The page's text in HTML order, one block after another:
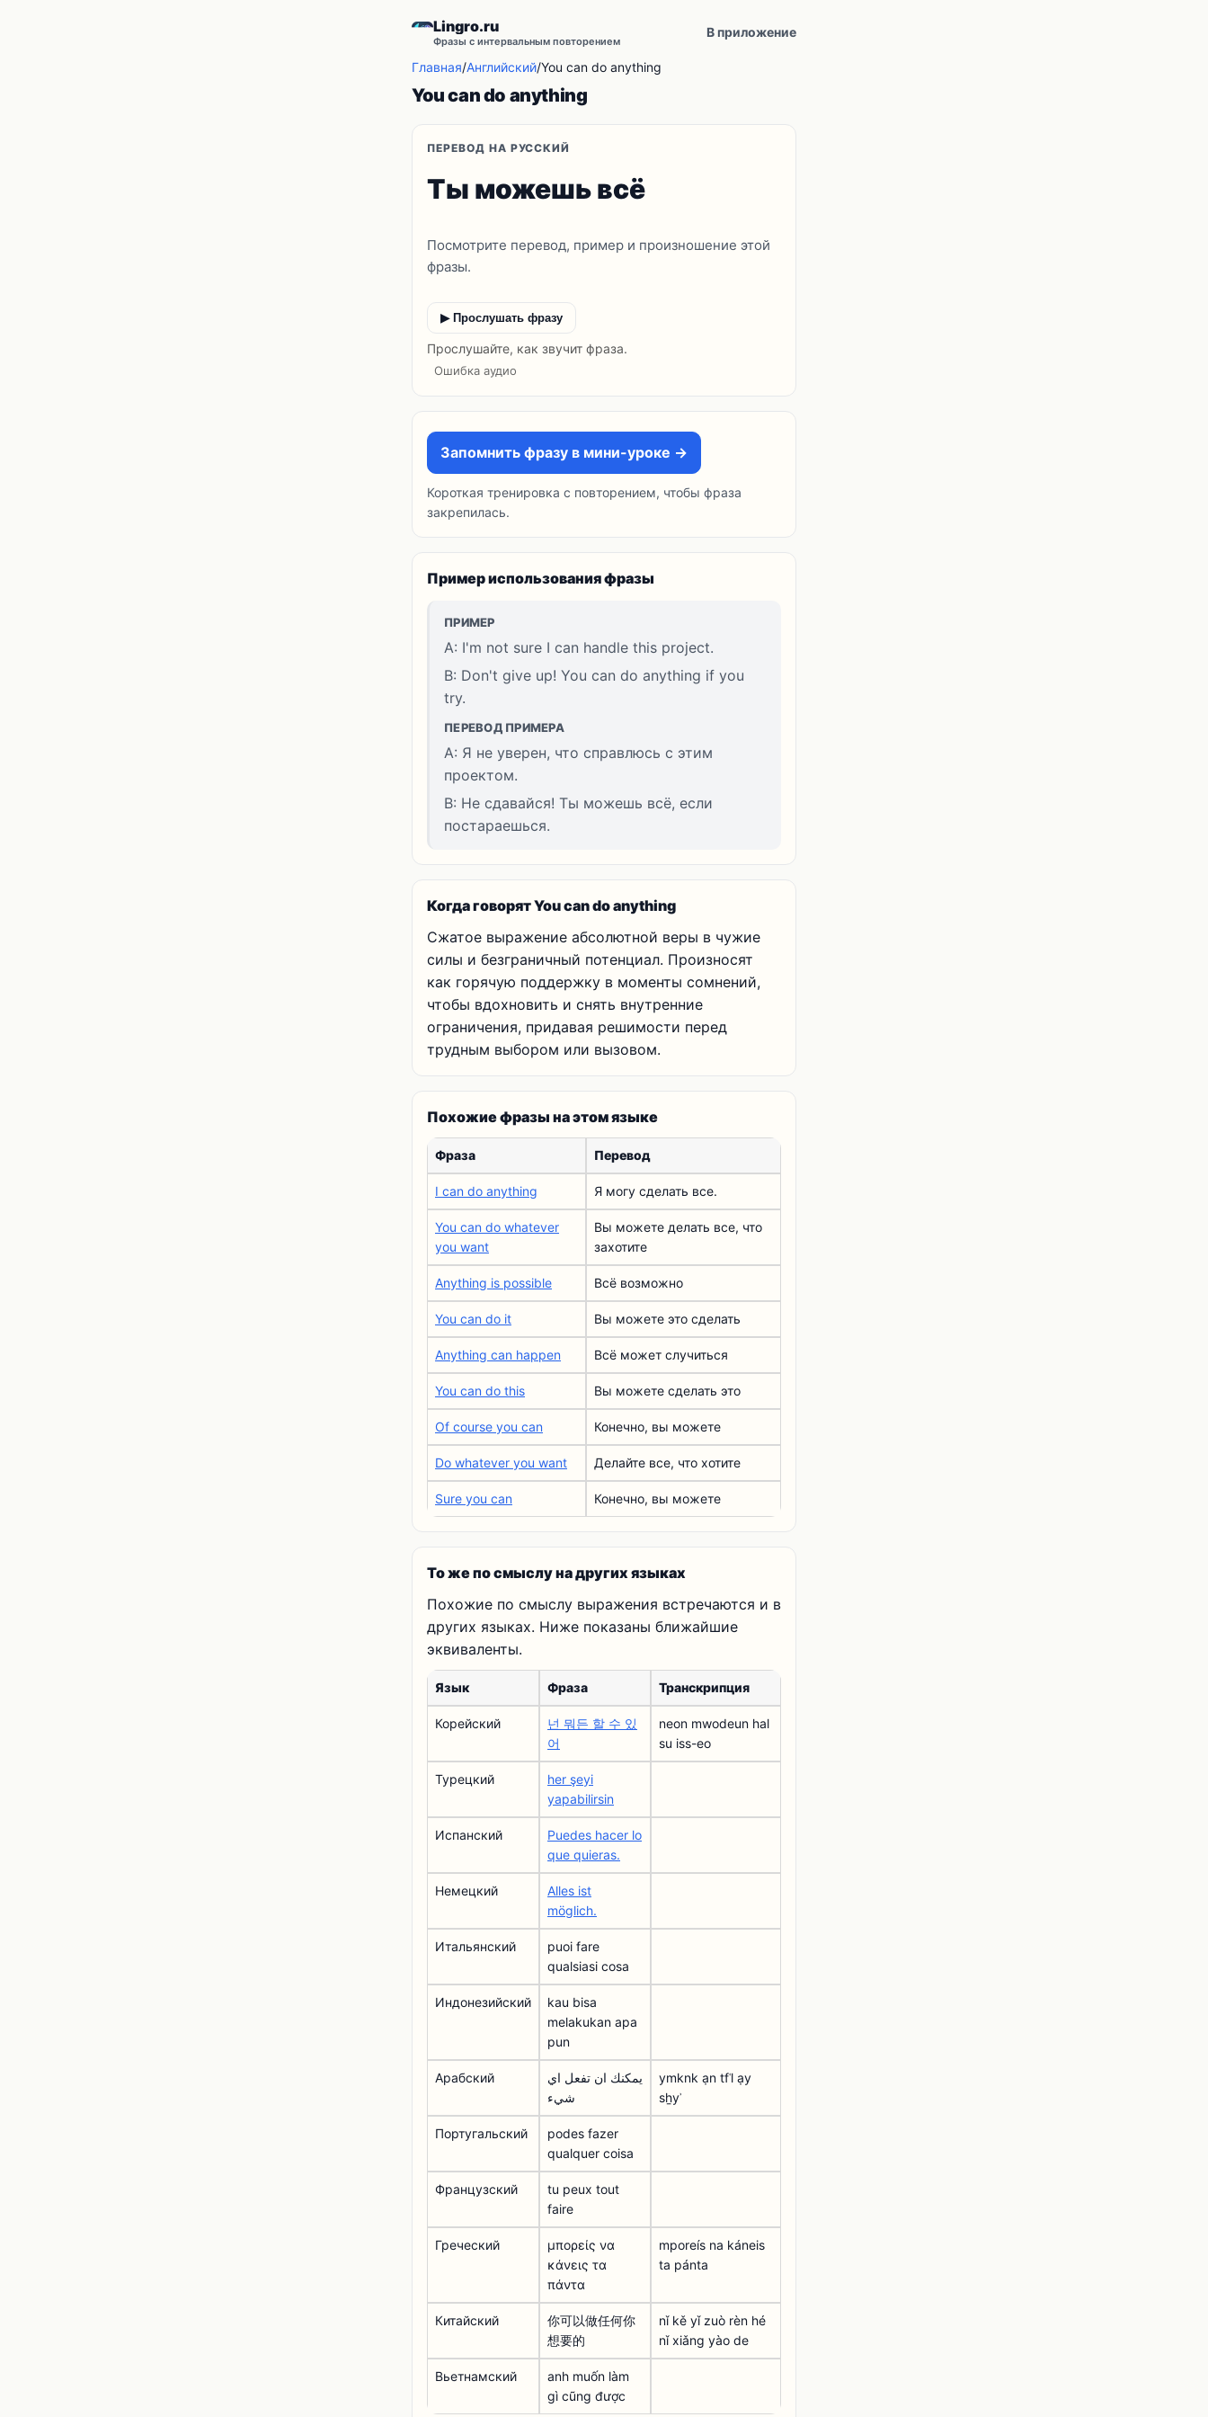
Lingro.ru
Фразы с интервальным повторением
В приложение
Главная/Английский/You can do anything
You can do anything
ПЕРЕВОД НА РУССКИЙ
Ты можешь всё
Посмотрите перевод, пример и произношение этой
фразы.
▶ Прослушать фразу
Прослушайте, как звучит фраза.
Ошибка аудио
Запомнить фразу в мини-уроке →
Короткая тренировка с повторением, чтобы фраза
закрепилась.
Пример использования фразы
ПРИМЕР
A: I'm not sure I can handle this project.
B: Don't give up! You can do anything if you
try.
ПЕРЕВОД ПРИМЕРА
A: Я не уверен, что справлюсь с этим
проектом.
B: Не сдавайся! Ты можешь всё, если
постараешься.
Когда говорят You can do anything
Сжатое выражение абсолютной веры в чужие
силы и безграничный потенциал. Произносят
как горячую поддержку в моменты сомнений,
чтобы вдохновить и снять внутренние
ограничения, придавая решимости перед
трудным выбором или вызовом.
Похожие фразы на этом языке
Фраза Перевод
I can do anything Я могу сделать все.
You can do whatever
you want
Вы можете делать все, что
захотите
Anything is possible Всё возможно
You can do it Вы можете это сделать
Anything can happen Всё может случиться
You can do this Вы можете сделать это
Of course you can Конечно, вы можете
Do whatever you want Делайте все, что хотите
Sure you can Конечно, вы можете
То же по смыслу на других языках
Похожие по смыслу выражения встречаются и в
других языках. Ниже показаны ближайшие
эквиваленты.
Язык Фраза Транскрипция
Корейский
넌 뭐든 할 수 있
어
neon mwodeun hal
su iss-eo
Турецкий
her şeyi
yapabilirsin
Испанский
Puedes hacer lo
que quieras.
Немецкий
Alles ist
möglich.
Итальянский
puoi fare
qualsiasi cosa
Индонезийский
kau bisa
melakukan apa
pun
Арабский
يمكنك ان تفعل اي
شيء
ymknk ạn tfʿl ạy
sẖyʾ
Португальский
podes fazer
qualquer coisa
Французский
tu peux tout
faire
Греческий
μπορείς να
κάνεις τα
πάντα
mporeís na káneis
ta pánta
Китайский
你可以做任何你
想要的
nǐ kě yǐ zuò rèn hé
nǐ xiǎng yào de
Вьетнамский
anh muốn làm
gì cũng được